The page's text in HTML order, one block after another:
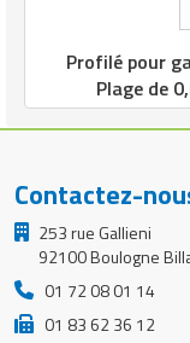
Profilé pour
Plage de
Contactez-
253 rue Gallieni
92100 Boulogne
01 72 08 01 14
01 83 62 36 12